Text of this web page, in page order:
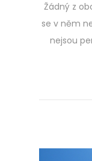
Žádný z
se v něm
nejsou